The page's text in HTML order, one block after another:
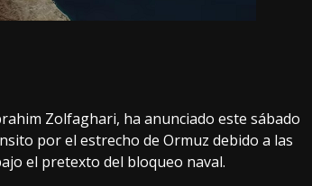
Zolfaghari, ha anunciado este sábado
por el estrecho de Ormuz debido a las
el pretexto del bloqueo naval.